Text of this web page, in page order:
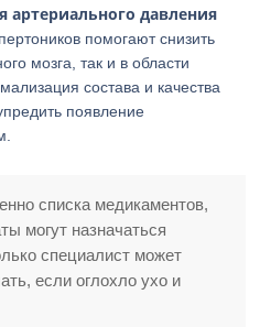
артериального давления
помогают снизить
мозга, так и в области
состава и качества
появление
списка медикаментов,
могут назначаться
специалист может
если оглохло ухо и